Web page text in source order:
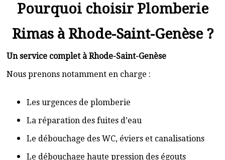
Pourquoi choisir Plomberie
Rimas à Rhode-Saint-Genèse ?
Un service complet à Rhode-Saint-Genèse
Nous prenons notamment en charge :
Les urgences de plomberie
La réparation des fuites d’eau
Le débouchage des WC, éviers et canalisations
Le débouchage haute pression des égouts